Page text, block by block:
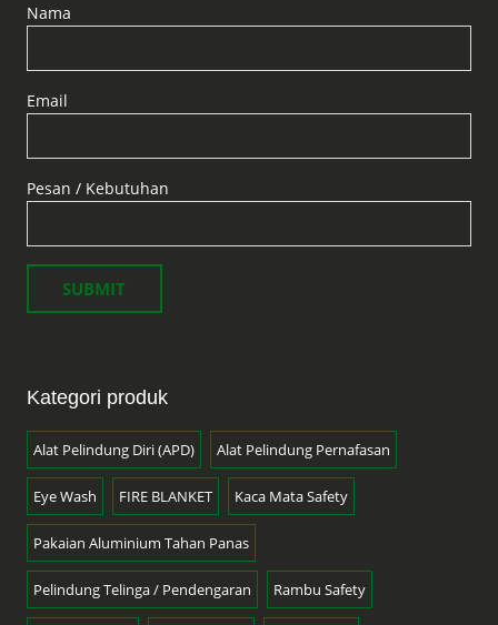
Nama
Email
Pesan / Kebutuhan
Kategori produk
Alat Pelindung Diri (APD) Alat Pelindung Pernafasan
Eye Wash FIRE BLANKET Kaca Mata Safety
Pakaian Aluminium Tahan Panas
Pelindung Telinga / Pendengaran Rambu Safety